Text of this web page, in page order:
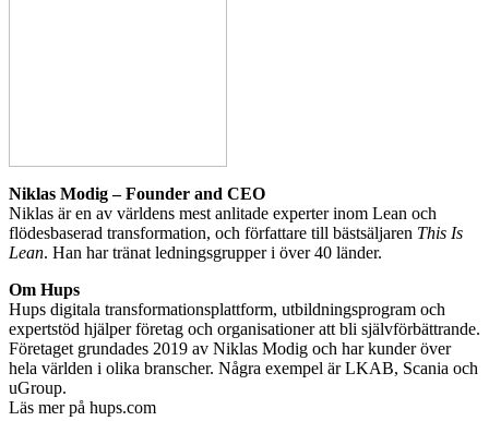
Niklas Modig – Founder and CEO
Niklas är en av världens mest anlitade experter inom Lean och
flödesbaserad transformation, och författare till bästsäljaren This Is
Lean. Han har tränat ledningsgrupper i över 40 länder.
Om Hups
Hups digitala transformationsplattform, utbildningsprogram och
expertstöd hjälper företag och organisationer att bli självförbättrande.
Företaget grundades 2019 av Niklas Modig och har kunder över
hela världen i olika branscher. Några exempel är LKAB, Scania och
uGroup.
Läs mer på hups.com